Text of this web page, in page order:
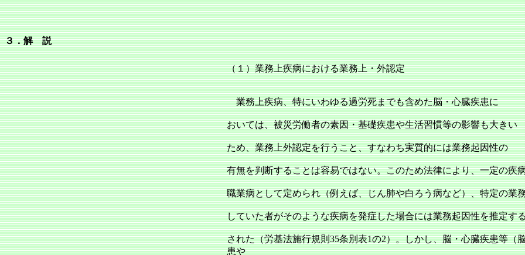
３．解 説
（１）業務上疾病における業務上・外認定
業務上疾病、特にいわゆる過労死までも含めた脳・心臓疾患に
おいては、被災労働者の素因・基礎疾患や生活習慣等の影響も大きい
ため、業務上外認定を行うこと、すなわち実質的には業務起因性の
有無を判断することは容易ではない。このため法律により、一定の疾
職業病として定められ（例えば、じん肺や白ろう病など）、特定の業
していた者がそのような疾病を発症した場合には業務起因性を推定す
された（労基法施行規則35条別表1の2）。しかし、脳・心臓疾患等（
患や